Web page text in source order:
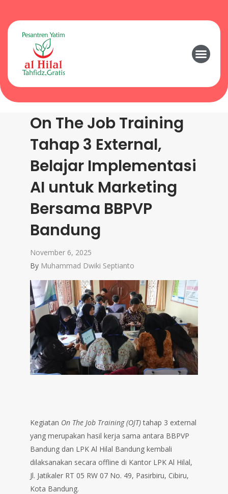
On The Job Training
Tahap 3 External,
Belajar Implementasi
AI untuk Marketing
Bersama BBPVP
Bandung
November 6, 2025
By Muhammad Dwiki Septianto
Kegiatan On The Job Training (OJT)tahap 3 external
yang merupakan hasil kerja sama antara BBPVP
Bandung dan LPK Al Hilal Bandung kembali
dilaksanakan secara offline di Kantor LPK Al Hilal,
Jl. Jatikaler RT 05 RW 07 No. 49, Pasirbiru, Cibiru,
Kota Bandung.